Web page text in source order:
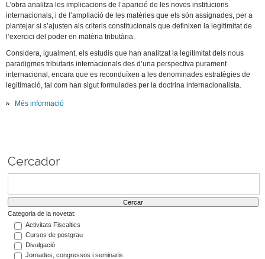
L’obra analitza les implicacions de l’aparició de les noves institucions
internacionals, i de l’ampliació de les matèries que els són assignades, per a
plantejar si s’ajusten als criteris constitucionals que definixen la legitimitat de
l’exercici del poder en matèria tributària.
Considera, igualment, els estudis que han analitzat la legitimitat dels nous
paradigmes tributaris internacionals des d’una perspectiva purament
internacional, encara que es reconduïxen a les denominades estratègies de
legitimació, tal com han sigut formulades per la doctrina internacionalista.
Més informació
Cercador
Categoria de la novetat:
Activitats Fiscaltics
Cursos de postgrau
Divulgació
Jornades, congressos i seminaris